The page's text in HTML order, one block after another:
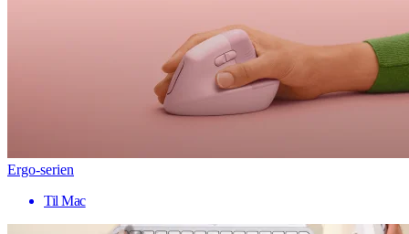
Ergo-serien
Til Mac